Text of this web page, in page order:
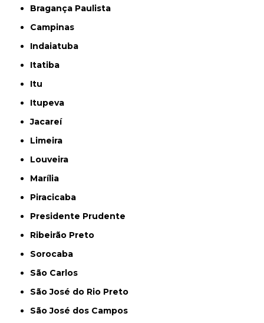
Bragança Paulista
Campinas
Indaiatuba
Itatiba
Itu
Itupeva
Jacareí
Limeira
Louveira
Marília
Piracicaba
Presidente Prudente
Ribeirão Preto
Sorocaba
São Carlos
São José do Rio Preto
São José dos Campos